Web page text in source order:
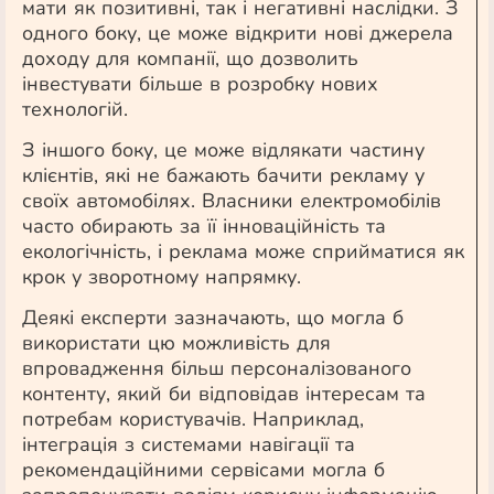
мати як позитивні, так і негативні наслідки. З
одного боку, це може відкрити нові джерела
доходу для компанії, що дозволить
інвестувати більше в розробку нових
технологій.
З іншого боку, це може відлякати частину
клієнтів, які не бажають бачити рекламу у
своїх автомобілях. Власники електромобілів
часто обирають за її інноваційність та
екологічність, і реклама може сприйматися як
крок у зворотному напрямку.
Деякі експерти зазначають, що могла б
використати цю можливість для
впровадження більш персоналізованого
контенту, який би відповідав інтересам та
потребам користувачів. Наприклад,
інтеграція з системами навігації та
рекомендаційними сервісами могла б